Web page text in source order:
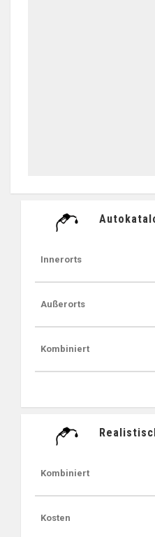
Innerorts
Außerorts
Kombiniert
Kombiniert
Kosten